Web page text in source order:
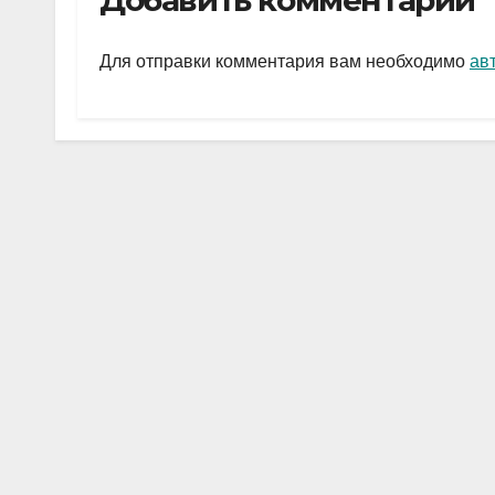
gr
a
s
A
p
а
в
ть
Для отправки комментария вам необходимо